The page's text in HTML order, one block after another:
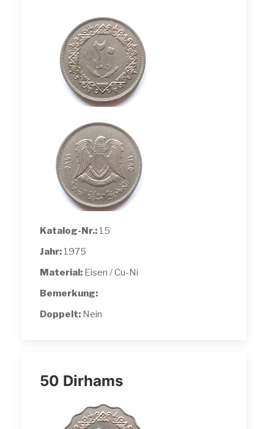
Katalog-Nr.: 15
Jahr: 1975
Material: Eisen / Cu-Ni
Bemerkung:
Doppelt: Nein
50 Dirhams